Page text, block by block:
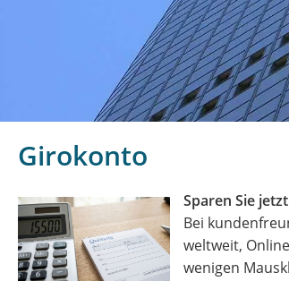
Girokonto
Sparen Sie
Bei
weltweit,
wenigen